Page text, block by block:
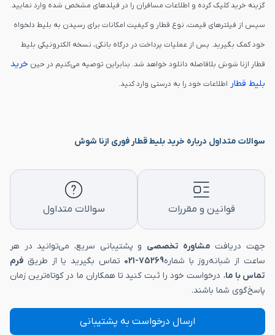
گزینه خرید کلیک کرده و اطلاعات مسافران را در فیلدهای مشخص شده وارد نمایید.
سپس از فیلترهای قیمت، نوع قطار و کیفیت امکانات برای رسیدن به بلیط دلخواه
خود کمک بگیرید. پس از عملیات پرداخت در درگاه بانکی، نسخه الکترونیکی بلیط
قطار ازنا شوش بلافاصله دانلود خواهد شد. بنابراین توصیه می‌کنیم در حین خرید
بلیط قطار اطلاعات خود را به درستی وارد کنید.
سوالات متداول درباره خرید بلیط قطار فوری ازنا شوش
قوانین و مقررات سوالات متداول
جهت دریافت مشاوره تخصصی و پشتیبانی سریع، می‌توانید در هر
ساعت از شبانه‌روز با شماره75269-021 تماس بگیرید یا از طریق فرم
تماس با ما، درخواست خود را ثبت کنید تا همکاران ما در کوتاه‌ترین زمان
پاسخ‌گوی شما باشند.
ارسال درخواست به پشتیبانی